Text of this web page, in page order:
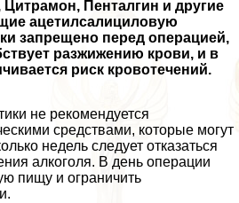
Пенталгин и другие
ацетилсалициловую
запрещено перед операцией,
разжижению крови, и в
риск кровотечений.
не рекомендуется
средствами, которые могут
недель следует отказаться
алкоголя. В день операции
пищу и ограничить